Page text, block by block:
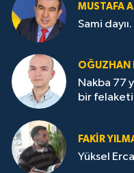
MUSTAFA
Sami dayıı.
OĞUZHAN
Nakba 77
bir
FAKİR
Yüksel